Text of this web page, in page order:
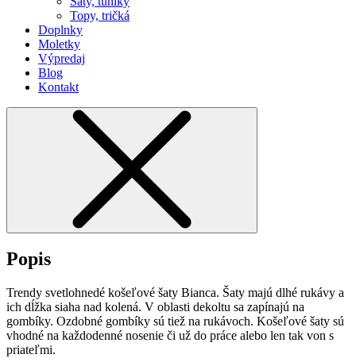
Topy, tričká
Doplnky
Moletky
Výpredaj
Blog
Kontakt
Popis
Trendy svetlohnedé košeľové šaty Bianca. Šaty majú dlhé rukávy a
ich dĺžka siaha nad kolená. V oblasti dekoltu sa zapínajú na
gombíky. Ozdobné gombíky sú tiež na rukávoch. Košeľové šaty sú
vhodné na každodenné nosenie či už do práce alebo len tak von s
priateľmi.